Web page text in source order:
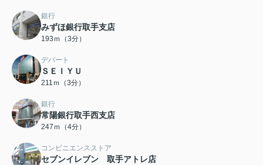
銀行
みずほ銀行取手支店
193ｍ（3分）
デパート
ＳＥＩＹＵ
211ｍ（3分）
銀行
常陽銀行取手西支店
247ｍ（4分）
コンビニエンスストア
セブンイレブン 取手アトレ店